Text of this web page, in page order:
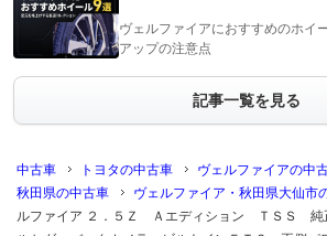
ヴェルファイアにおすすめのホイ
アップの注意点
記事一覧を見る
中古車 トヨタの中古車 ヴェルファイアの中
秋田県の中古車
ヴェルファイア・秋田県大仙市
ルファイア ２．５Ｚ Ａエディション ＴＳＳ 純